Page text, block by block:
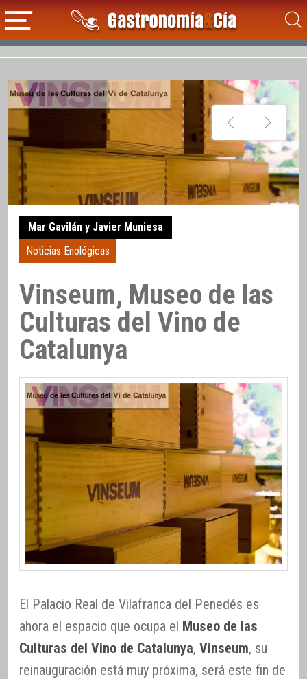
Mar Gavilán y Javier Muniesa
Noticias Enológicas
Vinseum, Museo de las
Culturas del Vino de
Catalunya
El Palacio Real de Vilafranca del Penedés es
ahora el espacio que ocupa el Museo de las
Culturas del Vino de Catalunya, Vinseum, su
reinauguración está muy próxima, será este fin de